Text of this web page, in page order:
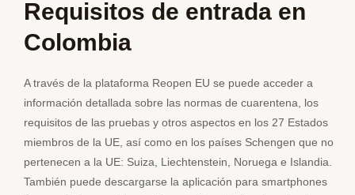
Requisitos de entrada en
Colombia
A través de la plataforma Reopen EU se puede acceder a
información detallada sobre las normas de cuarentena, los
requisitos de las pruebas y otros aspectos en los 27 Estados
miembros de la UE, así como en los países Schengen que no
pertenecen a la UE: Suiza, Liechtenstein, Noruega e Islandia.
También puede descargarse la aplicación para smartphones